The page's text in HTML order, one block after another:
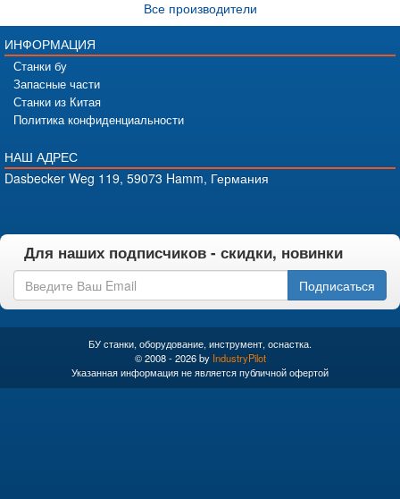
Все производители
ИНФОРМАЦИЯ
Станки бу
Запасные части
Станки из Китая
Политика конфиденциальности
НАШ АДРЕС
Dasbecker Weg 119, 59073 Hamm, Германия
Для наших подписчиков - скидки, новинки
Подписаться
БУ станки, оборудование, инструмент, оснастка.
© 2008 - 2026 by IndustryPilot
Указанная информация не является публичной офертой